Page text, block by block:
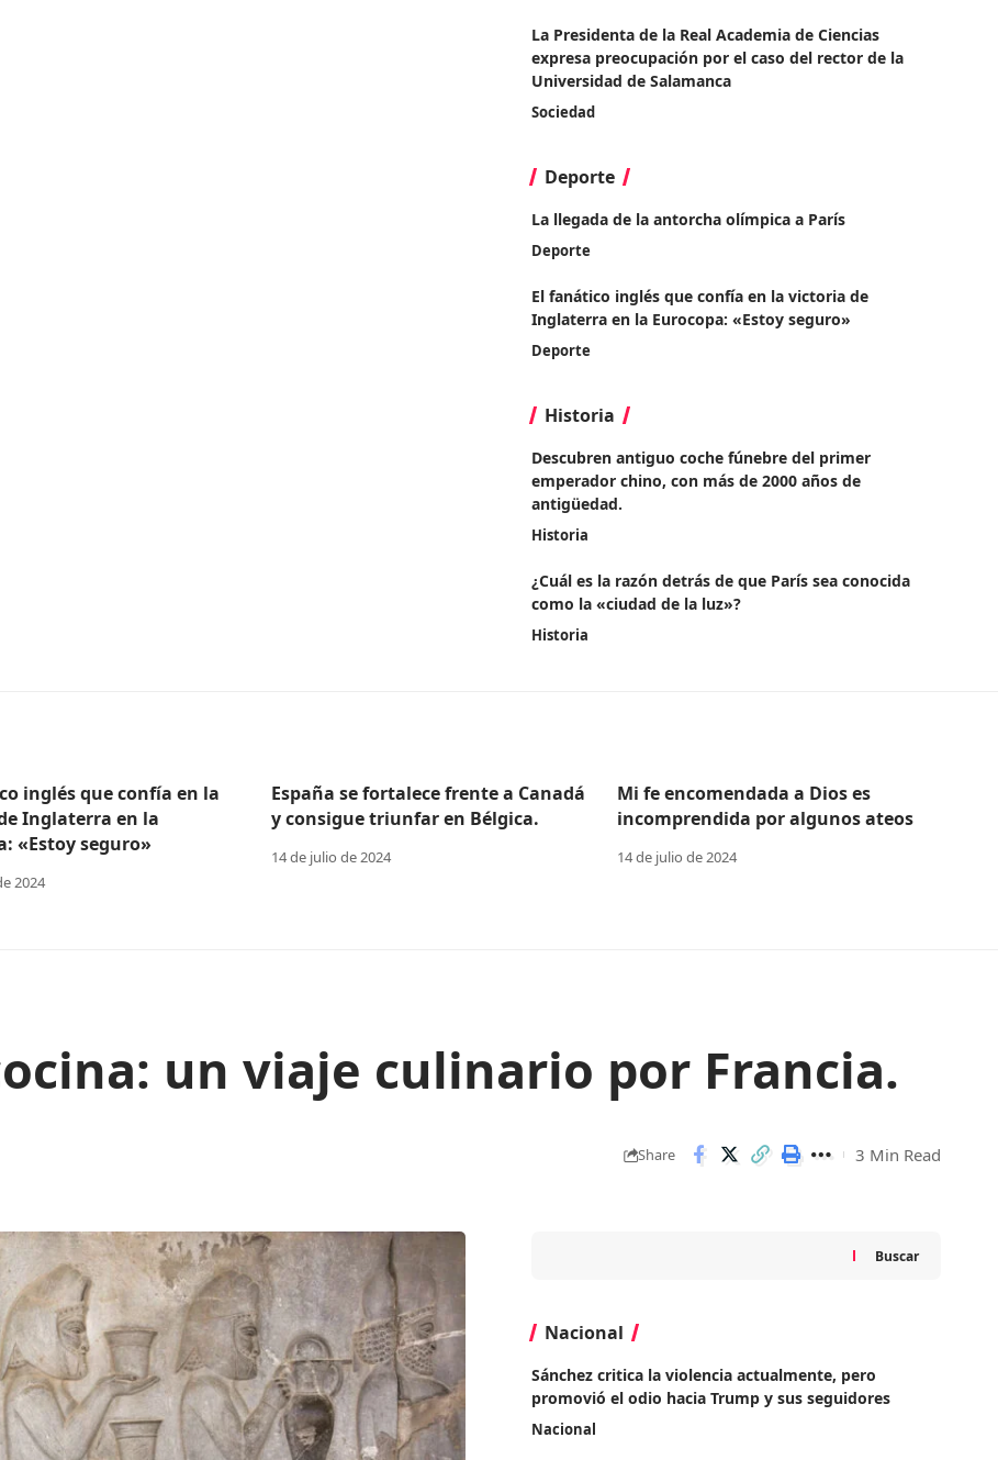
La Presidenta de la Real Academia de Ciencias
expresa preocupación por el caso del rector de la
Universidad de Salamanca
Sociedad
Deporte
La llegada de la antorcha olímpica a París
Deporte
El fanático inglés que confía en la victoria de
Inglaterra en la Eurocopa: «Estoy seguro»
Deporte
Historia
Descubren antiguo coche fúnebre del primer
emperador chino, con más de 2000 años de
antigüedad.
Historia
¿Cuál es la razón detrás de que París sea conocida
como la «ciudad de la luz»?
Historia
inglés que confía en la
Inglaterra en la
«Estoy seguro»
2024
España se fortalece frente a Canadá
y consigue triunfar en Bélgica.
14 de julio de 2024
Mi fe encomendada a Dios es
incomprendida por algunos ateos
14 de julio de 2024
un viaje culinario por Francia.
Share 3 Min Read
Buscar
Nacional
Sánchez critica la violencia actualmente, pero
promovió el odio hacia Trump y sus seguidores
Nacional